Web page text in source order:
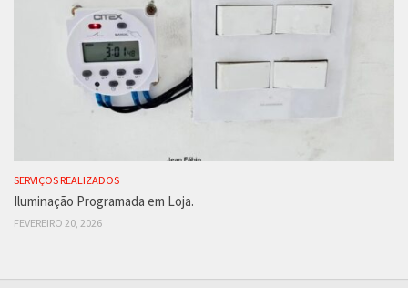
SERVIÇOS REALIZADOS
Iluminação Programada em Loja.
FEVEREIRO 20, 2026